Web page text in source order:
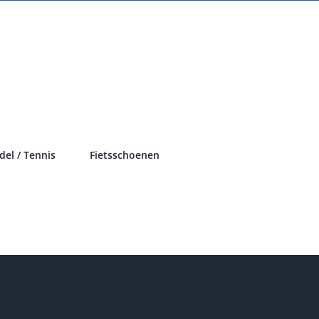
/ Tennis Fietsschoenen